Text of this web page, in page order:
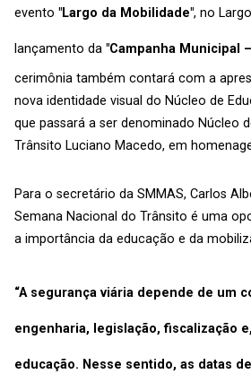
evento "Largo da Mobilidade", no
lançamento da "Campanha Municipal
cerimônia também contará com a
nova identidade visual do Núcleo de
que passará a ser denominado Núcleo
Trânsito Luciano Macedo, em
Para o secretário da SMMAS, Carlos
Semana Nacional do Trânsito é uma
a importância da educação e da
“A segurança viária depende de um
engenharia, legislação, fiscalização
educação. Nesse sentido, as datas